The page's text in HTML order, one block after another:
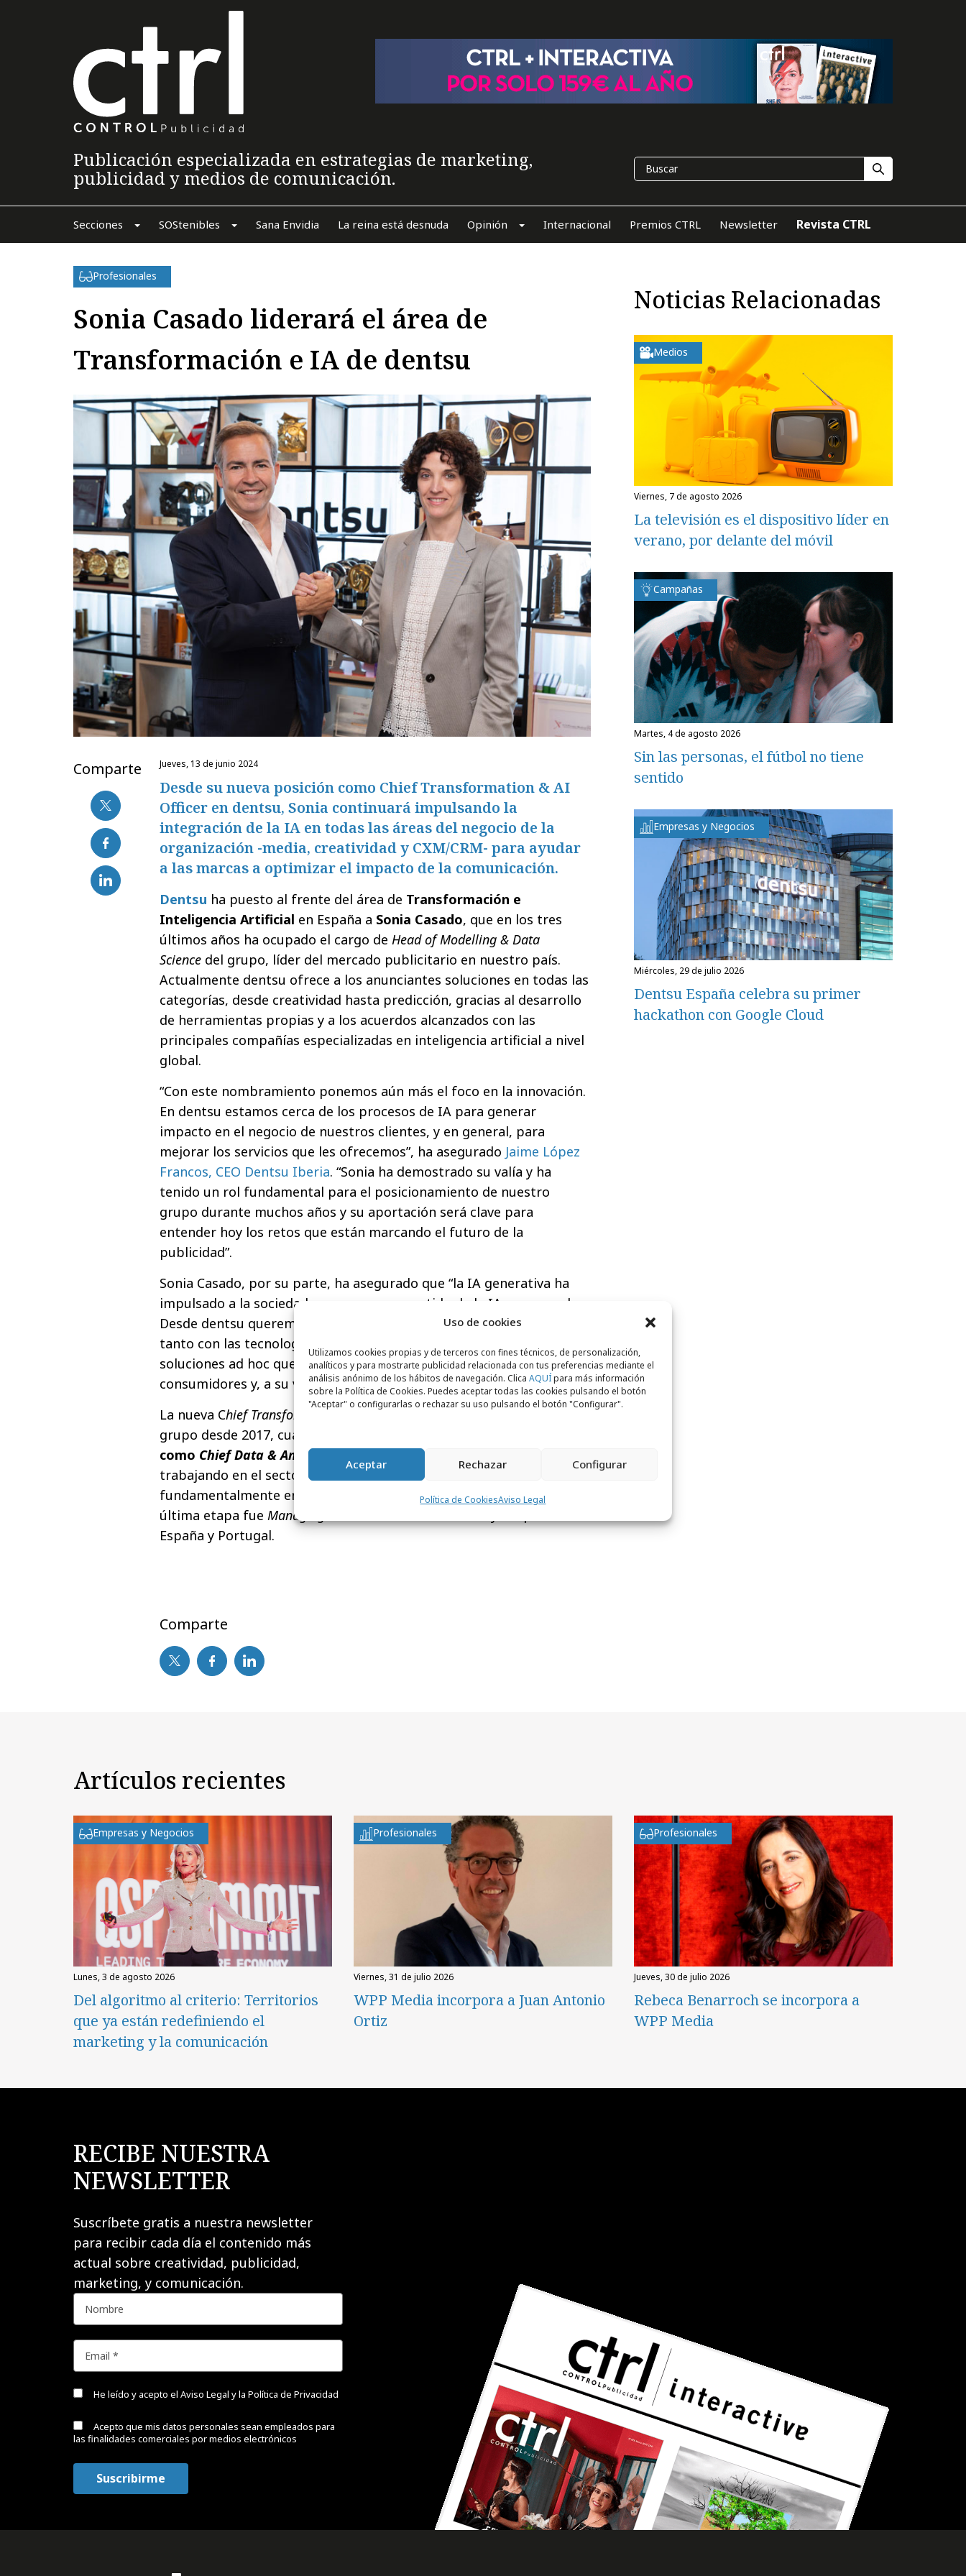
Uso de cookies
Utilizamos cookies propias y de terceros con fines técnicos, de personalización,
analíticos y para mostrarte publicidad relacionada con tus preferencias mediante el
análisis anónimo de los hábitos de navegación. Clica AQUÍpara más información
sobre la Política de Cookies. Puedes aceptar todas las cookies pulsando el botón
"Aceptar" o configurarlas o rechazar su uso pulsando el botón "Configurar".
Aceptar Rechazar Configurar
Política de CookiesAviso Legal
Publicación especializada en estrategias de marketing,
publicidad y medios de comunicación.
Secciones SOStenibles Sana Envidia La reina está desnuda Opinión Internacional Premios CTRL Newsletter Revista CTRL
Profesionales
Sonia Casado liderará el área de
Transformación e IA de dentsu
Comparte jueves, 13 de junio 2024
Desde su nueva posición como Chief Transformation & AI
Officer en dentsu, Sonia continuará impulsando la
integración de la IA en todas las áreas del negocio de la
organización -media, creatividad y CXM/CRM- para ayudar
a las marcas a optimizar el impacto de la comunicación.
Dentsu ha puesto al frente del área de Transformación e
Inteligencia Artificial en España a Sonia Casado, que en los tres
últimos años ha ocupado el cargo de Head of Modelling & Data
Science del grupo, líder del mercado publicitario en nuestro país.
Actualmente dentsu ofrece a los anunciantes soluciones en todas las
categorías, desde creatividad hasta predicción, gracias al desarrollo
de herramientas propias y a los acuerdos alcanzados con las
principales compañías especializadas en inteligencia artificial a nivel
global.
“Con este nombramiento ponemos aún más el foco en la innovación.
En dentsu estamos cerca de los procesos de IA para generar
impacto en el negocio de nuestros clientes, y en general, para
mejorar los servicios que les ofrecemos”, ha asegurado Jaime López
Francos, CEO Dentsu Iberia. “Sonia ha demostrado su valía y ha
tenido un rol fundamental para el posicionamiento de nuestro
grupo durante muchos años y su aportación será clave para
entender hoy los retos que están marcando el futuro de la
publicidad”.
Sonia Casado, por su parte, ha asegurado que “la IA generativa ha
impulsado a la sociedad a querer sacar partido de la IA en general.
Desde dentsu queremos liderar el uso de la inteligencia artificial,
tanto con las tecnologías que ya la incorporan como aplicando
soluciones ad hoc que generan mejores experiencias a los
consumidores y, a su vez, mayor valor a las marcas”
La nueva Chief Transformation & AI Officer
de dentsu lleva ligada al
grupo desde 2017, cuando
como Chief Data & Analytics Officer
. Lleva más de dos décadas
trabajando en el sector de Big Data e Inteligencia Artificial,
fundamentalmente en las principales consultoras del área. En su
última etapa fue Managing Director
España y Portugal.
Comparte
Noticias Relacionadas
Medios
viernes, 7 de agosto 2026
La televisión es el dispositivo líder en
verano, por delante del móvil
Campañas
martes, 4 de agosto 2026
Sin las personas, el fútbol no tiene
sentido
Empresas y Negocios
miércoles, 29 de julio 2026
Dentsu España celebra su primer
hackathon con Google Cloud
Artículos recientes
Empresas y Negocios
lunes, 3 de agosto 2026
Del algoritmo al criterio: Territorios
que ya están redefiniendo el
marketing y la comunicación
Profesionales
viernes, 31 de julio 2026
WPP Media incorpora a Juan Antonio
Ortiz
Profesionales
jueves, 30 de julio 2026
Rebeca Benarroch se incorpora a
WPP Media
RECIBE NUESTRA
NEWSLETTER
Suscríbete gratis a nuestra newsletter
para recibir cada día el contenido más
actual sobre creatividad, publicidad,
marketing, y comunicación.
He leído y acepto el Aviso Legal y la Política de Privacidad
Acepto que mis datos personales sean empleados para
las finalidades comerciales por medios electrónicos